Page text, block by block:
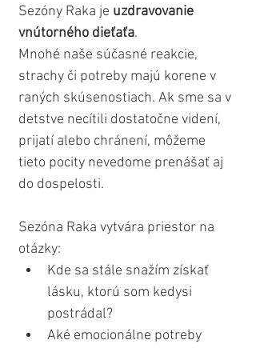
Sezóny Raka je uzdravovanie
vnútorného dieťaťa.
Mnohé naše súčasné reakcie,
strachy či potreby majú korene v
raných skúsenostiach. Ak sme sa v
detstve necítili dostatočne videní,
prijatí alebo chránení, môžeme
tieto pocity nevedome prenášať aj
do dospelosti.
Sezóna Raka vytvára priestor na
otázky:
Kde sa stále snažím získať
lásku, ktorú som kedysi
postrádal?
Aké emocionálne potreby